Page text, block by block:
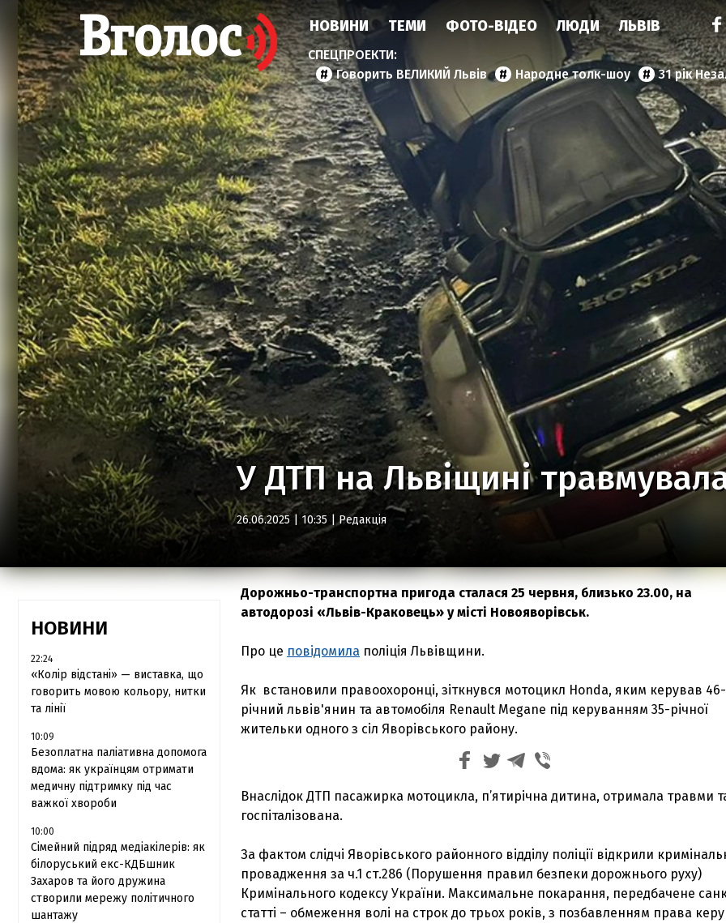
НОВИНИ ТЕМИ ФОТО-ВІДЕО ЛЮДИ ЛЬВІВ
Говорить ВЕЛИКИЙ Львів Народне толк-шоу 31 рік
У ДТП на Львіщині
26.06.2025 | 10:35 |Редакція
НОВИНИ
22:24
«Колір відстані» — виставка, що
говорить мовою кольору, нитки
та лінії
10:09
Безоплатна паліативна допомога
вдома: як українцям отримати
медичну підтримку під час
важкої хвороби
10:00
Сімейний підряд медіакілерів: як
білоруський екс-КДБшник
Захаров та його дружина
створили мережу політичного
шантажу
Дорожньо-транспортна пригода сталася 25 червня, близько 23.00, на
автодорозі «Львів-Краковець» у місті Новояворівськ.
Про це повідомила поліція Львівщини.
Як встановили правоохоронці, зіткнувся мотоцикл Honda, яким керував 46-
річний львів'янин та автомобіля Renault Megane під керуванням 35-річної
жительки одного з сіл Яворівського району.
Внаслідок ДТП пасажирка мотоцикла, п’ятирічна дитина, отримала травми
госпіталізована.
За фактом слідчі Яворівського районного відділу поліції відкрили
провадження за ч.1 ст.286 (Порушення правил безпеки дорожнього руху)
Кримінального кодексу України. Максимальне покарання, передбачене
статті – обмеження волі на строк до трьох років, з позбавленням права